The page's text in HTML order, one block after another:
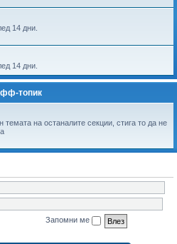
14 дни.
14 дни.
топик
на останалите секции, стига то да не
Запомни ме